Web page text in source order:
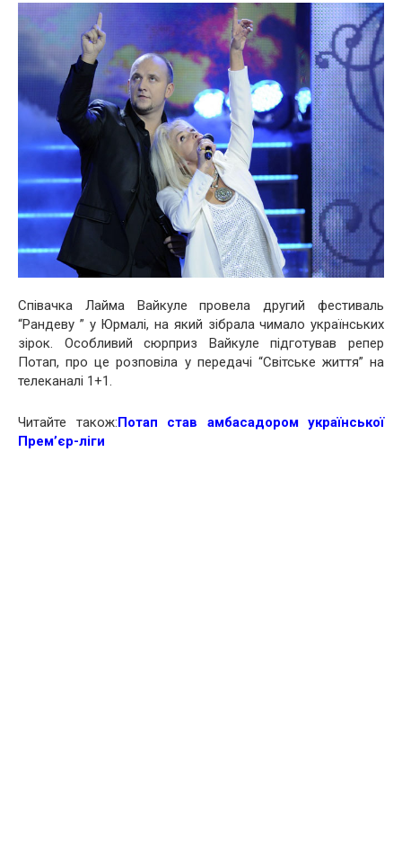
Співачка Лайма Вайкуле провела другий фестиваль
“Рандеву ” у Юрмалі, на який зібрала чимало українських
зірок. Особливий сюрприз Вайкуле підготував репер
Потап, про це розповіла у передачі “Світське життя” на
телеканалі 1+1.
Читайте також:Потап став амбасадором української
Прем’єр-ліги